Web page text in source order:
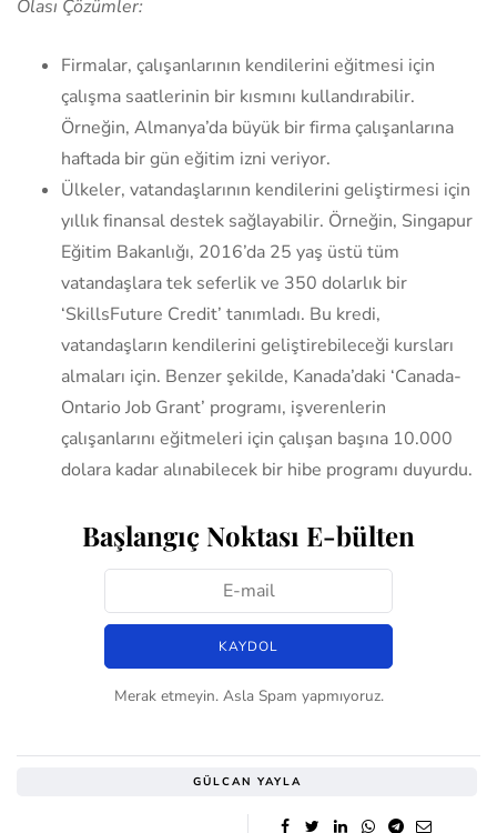
Olası Çözümler:
Firmalar, çalışanlarının kendilerini eğitmesi için
çalışma saatlerinin bir kısmını kullandırabilir.
Örneğin, Almanya’da büyük bir firma çalışanlarına
haftada bir gün eğitim izni veriyor.
Ülkeler, vatandaşlarının kendilerini geliştirmesi için
yıllık finansal destek sağlayabilir. Örneğin, Singapur
Eğitim Bakanlığı, 2016’da 25 yaş üstü tüm
vatandaşlara tek seferlik ve 350 dolarlık bir
‘SkillsFuture Credit’ tanımladı. Bu kredi,
vatandaşların kendilerini geliştirebileceği kursları
almaları için. Benzer şekilde, Kanada’daki ‘Canada-
Ontario Job Grant’ programı, işverenlerin
çalışanlarını eğitmeleri için çalışan başına 10.000
dolara kadar alınabilecek bir hibe programı duyurdu.
Başlangıç Noktası E-bülten
Merak etmeyin. Asla Spam yapmıyoruz.
GÜLCAN YAYLA